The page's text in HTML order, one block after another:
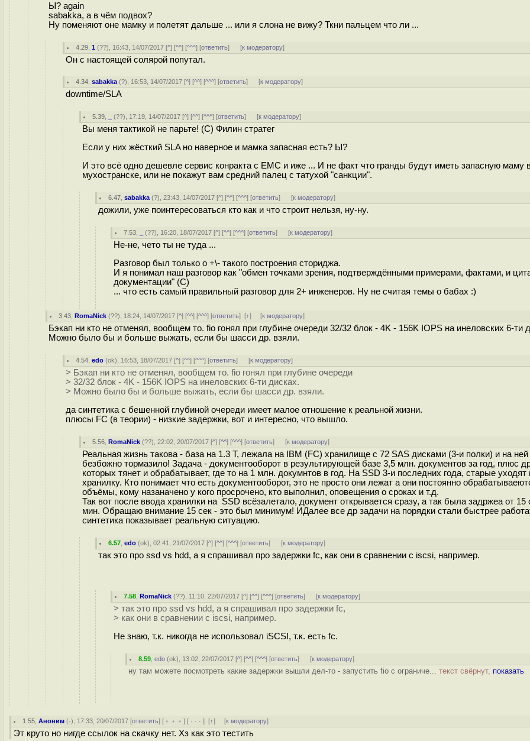
Ы? again
sabakka, а в чём подвох?
Ну поменяют оне мамку и полетят дальше ... или я слона не вижу? Ткни пальцем что ли ...
4.29 ,1 (??), 16:43, 14/07/2017 [^] [^^] [^^^] [ответить] [к модератору]
Он с настоящей солярой попутал.
4.34 ,sabakka (?), 16:53, 14/07/2017 [^] [^^] [^^^] [ответить] [к модератору]
downtime/SLA
5.39 (??), 17:19, 14/07/2017 [^] [^^] [^^^] [ответить] [к модератору]
Вы меня тактикой не парьте! (С) Филин стратег
Если у них жёсткий SLA но наверное и мамка запасная есть? Ы?
И это всё одно дешевле сервис конракта с EMC и иже ... И не факт что гранды будут иметь запасную маму
мухостранске, или не покажут вам средний палец с татухой "санкции".
6.47 ,sabakka (?), 23:43, 14/07/2017 [^] [^^] [^^^] [ответить] [к модератору]
дожили, уже поинтересоваться кто как и что строит нельзя, ну-ну.
7.53 (??), 16:20, 18/07/2017 [^] [^^] [^^^] [ответить] [к модератору]
Не-не, чето ты не туда ...
Разговор был только о +\- такого построения сториджа.
И я понимал наш разговор как "обмен точками зрения, подтверждёнными примерами, фактами, и
документации" (С)
... что есть самый правильный разговор для 2+ инженеров. Ну не считая темы о бабах :)
3.43 ,RomaNick (??), 18:24, 14/07/2017 [^] [^^] [^^^] [ответить][↑] [к модератору]
Бэкап ни кто не отменял, вообщем то. fio гонял при глубине очереди 32/32 блок - 4K - 156K IOPS на инеловских 6-ти
Можно было бы и больше выжать, если бы шасси др. взяли.
4.54 ,edo (ok), 16:53, 18/07/2017 [^] [^^] [^^^] [ответить] [к модератору]
> Бэкап ни кто не отменял, вообщем то. fio гонял при глубине очереди
> 32/32 блок - 4K - 156K IOPS на инеловских 6-ти дисках.
> Можно было бы и больше выжать, если бы шасси др. взяли.
да синтетика с бешенной глубиной очереди имеет малое отношение к реальной жизни.
плюсы FC (в теории) - низкие задержки, вот и интересно, что вышло.
5.56 ,RomaNick (??), 22:02, 20/07/2017 [^] [^^] [^^^] [ответить] [к модератору]
Реальная жизнь такова - база на 1.3 Т, лежала на IBM (FC) хранилище с 72 SAS дисками (3-и полки) и на ней
безбожно тормазило! Задача - документооборот в результирующей базе 3,5 млн. документов за год, плюс
которых тянет и обрабатывает, где то на 1 млн. докумнтов в год. На SSD 3-и последних года, старые уходят
хранилку. Кто понимает что есть документооборот, это не просто они лежат а они постоянно
объёмы, кому назаначено у кого просрочено, кто выполнил, оповещения о сроках и т.д.
Так вот после ввода хранилки на SSD всёзалетало, документ открывается сразу, а так была задржеа от 15
мин. Обращаю внимание 15 сек - это был минимум! ИДалее все др задачи на порядки стали быстрее
синтетика показывает реальную ситуацию.
6.57 ,edo (ok), 02:41, 21/07/2017 [^] [^^] [^^^] [ответить] [к модератору]
так это про ssd vs hdd, а я спрашивал про задержки fc, как они в сравнении с iscsi, например.
7.58 ,RomaNick (??), 11:10, 22/07/2017 [^] [^^] [^^^] [ответить] [к модератору]
> так это про ssd vs hdd, а я спрашивал про задержки fc,
> как они в сравнении с iscsi, например.
Не знаю, т.к. никогда не использовал iSCSI, т.к. есть fc.
8.59 ,edo (ok), 13:02, 22/07/2017 [^] [^^] [^^^] [ответить] [к модератору]
ну там можете посмотреть какие задержки вышли дел-то - запустить fio с ограниче... текст свёрнут, показать
1.55 ,Аноним (-), 17:33, 20/07/2017 [ответить] [ ﹢﹢﹢] [ · · ·][↑] [к модератору]
Эт круто но нигде ссылок на скачку нет. Хз как это тестить